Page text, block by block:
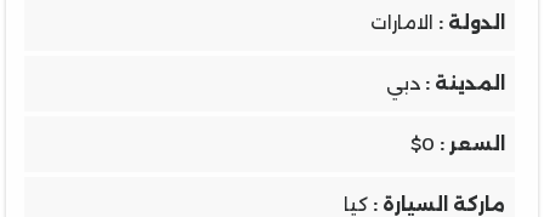
الدولة : الامارات
المدينة : دبي
السعر : $0
ماركة السيارة : كيا